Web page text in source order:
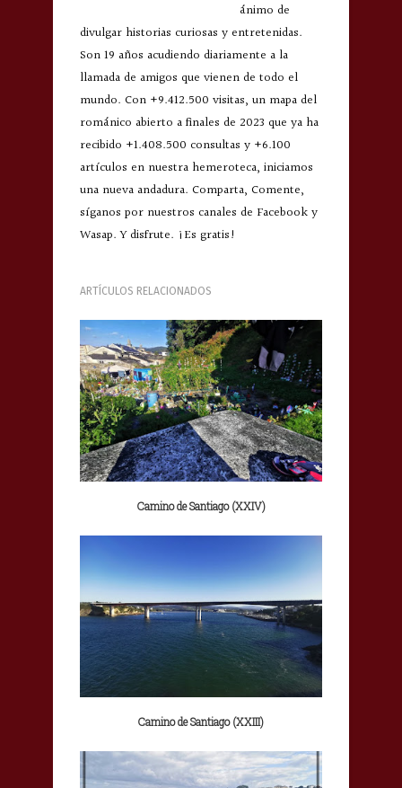
ánimo de
divulgar historias curiosas y entretenidas.
Son 19 años acudiendo diariamente a la
llamada de amigos que vienen de todo el
mundo. Con +9.412.500 visitas, un mapa del
románico abierto a finales de 2023 que ya ha
recibido +1.408.500 consultas y +6.100
artículos en nuestra hemeroteca, iniciamos
una nueva andadura. Comparta, Comente,
síganos por nuestros canales de Facebook y
Wasap. Y disfrute. ¡Es gratis!
ARTÍCULOS RELACIONADOS
Camino de Santiago (XXIV)
Camino de Santiago (XXIII)